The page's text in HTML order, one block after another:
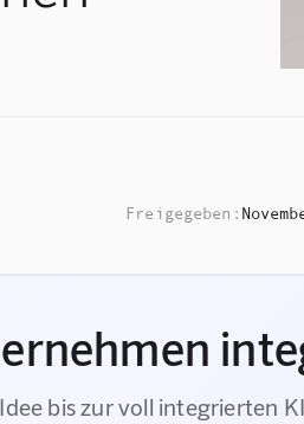
Freigegeben:
bis zur voll integrierten